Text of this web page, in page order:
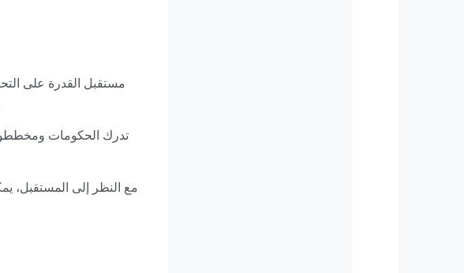
مستقبل القدرة على
تدرك الحكومات ومخططو
مع النظر إلى المستقبل،